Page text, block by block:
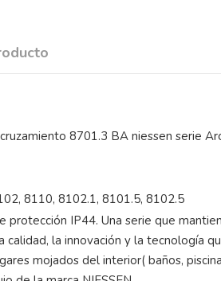
8701.3 BA niessen serie
8110, 8102.1, 8101.5, 8102.5
protección IP44. Una serie que
la innovación y la tecnología
mojados del interior( baños,